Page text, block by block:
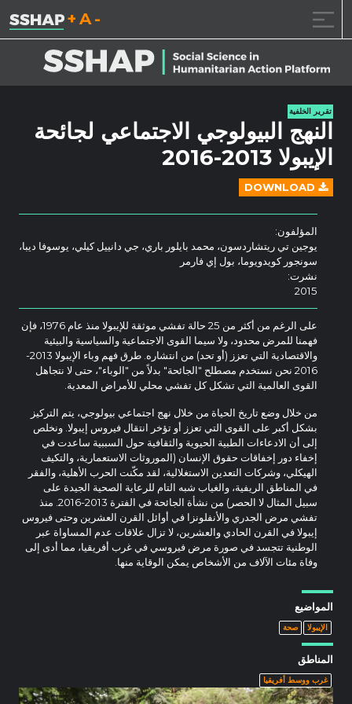
تقليل حجم الخط.
إعادة ضبط حجم
زيادة حجم
تقرير الخلفية
النهج البيولوجي الاجتماعي لجائحة
الإيبولا 2013-2016
DOWNLOAD
المؤلفون:
يوجين تي ريتشاردسون، محمد بايلور باري، جي دانييل كيلي، يوسوفا ديبا،
سونجور كويدويوما، بول إي فارمر
نشرت:
2015
على الرغم من أكثر من 25 حالة تفشي موثقة للإيبولا منذ عام 1976، فإن
فهمنا للمرض محدود، ولا سيما القوى الاجتماعية والسياسية والبيئية
والاقتصادية التي تعزز (أو تحد) من انتشاره. طرق فهم وباء الإيبولا 2013-
2016 نحن نستخدم مصطلح "الجائحة" بدلاً من "الوباء"، حتى لا نتجاهل
القوى العالمية التي تشكل كل تفشي محلي للأمراض المعدية.
من خلال وضع تاريخ الحياة من خلال نهج اجتماعي بيولوجي، يتم التركيز
بشكل أكبر على القوى التي تعزز أو تؤخر انتقال فيروس إيبولا. ونخلص
إلى أن الادعاءات الطبية الحيوية والثقافية حول السببية ساعدت في
إخفاء دور إخفاقات حقوق الإنسان (الموروثات الاستعمارية، والتكيف
الهيكلي، وشركات التعدين الاستغلالية، لقد مكّنت الحرب الأهلية، والفقر
في المناطق الريفية، والغياب شبه التام للرعاية الصحية الجيدة على
سبيل المثال لا الحصر) من نشأة الجائحة في الفترة 2013-2016. منذ
تفشي مرض الجدري والأنفلونزا في أوائل القرن العشرين وحتى فيروس
إيبولا في القرن الحادي والعشرين، لا تزال علاقات عدم المساواة عبر
الوطنية تتجسد في صورة مرض فيروسي في غرب أفريقيا، مما أدى إلى
وفاة مئات الآلاف من الأشخاص يمكن الوقاية منها.
المواضيع
الإيبولا صحة
المناطق
غرب ووسط أفريقيا